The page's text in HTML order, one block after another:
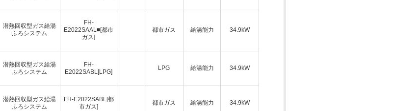
潜熱回収型ガス給湯
ふろシステム
FH-
E2022SAAL■[都市
ガス]
都市ガス 給湯能力 34.9kW
潜熱回収型ガス給湯
ふろシステム
FH-
E2022SABL[LPG]
LPG 給湯能力 34.9kW
潜熱回収型ガス給湯
ふろシステム
FH-E2022SABL[都
市ガス]
都市ガス 給湯能力 34.9kW